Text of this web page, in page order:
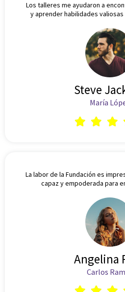
Los talleres me ayudaron a
y aprender habilidades
Steve
María
La labor de la Fundación es
capaz y empoderada para
Angelina
Carlos